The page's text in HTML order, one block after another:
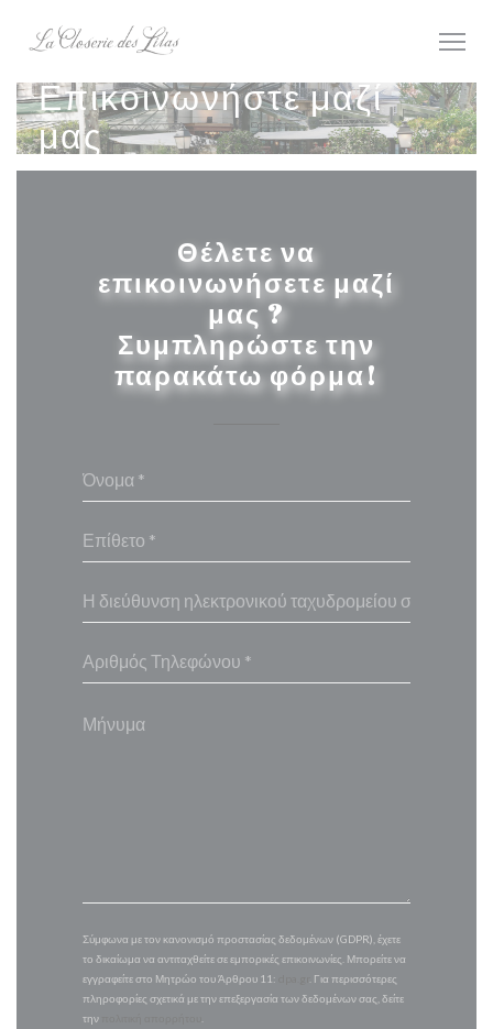
Επικοινωνήστε μαζί
μας
Θέλετε να
επικοινωνήσετε μαζί
μας ?
Συμπληρώστε την
παρακάτω φόρμα!
Σύμφωνα με τον κανονισμό προστασίας δεδομένων (GDPR), έχετε
το δικαίωμα να αντιταχθείτε σε εμπορικές επικοινωνίες. Μπορείτε να
εγγραφείτε στο Μητρώο του Άρθρου 11:
. Για περισσότερες
πληροφορίες σχετικά με την επεξεργασία των δεδομένων σας, δείτε
την